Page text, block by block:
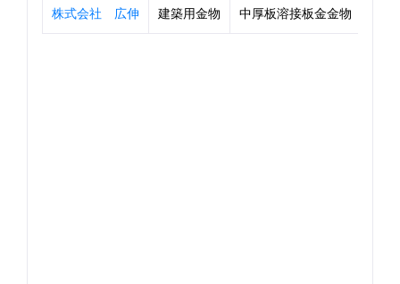
株式会社 広伸 建築用金物 中厚板溶接板金金物